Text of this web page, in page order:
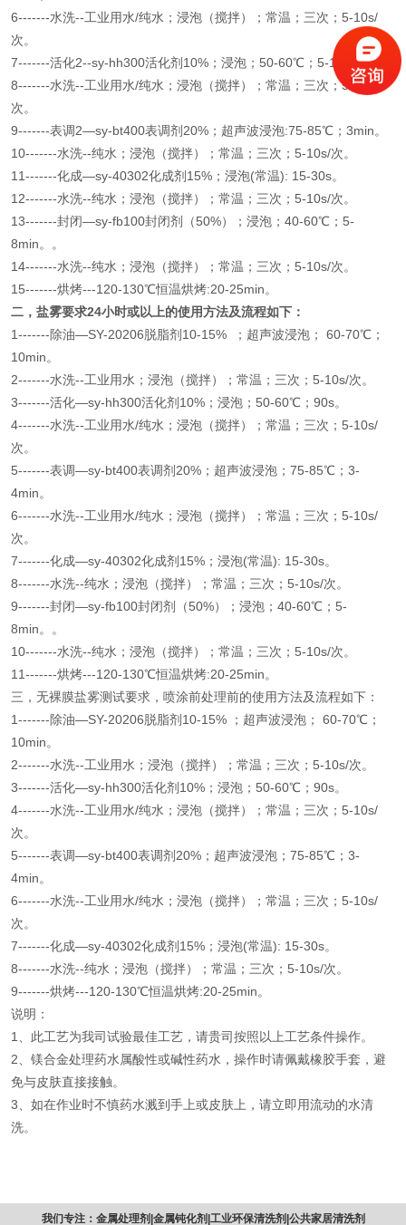
6-------水洗--工业用水/纯水；浸泡（搅拌）；常温；三次；5-10s/
次。
7-------活化2--sy-hh300活化剂10%；浸泡；50-60℃；5-15s。
8-------水洗--工业用水/纯水；浸泡（搅拌）；常温；三次；5-10s/
次。
9-------表调2—sy-bt400表调剂20%；超声波浸泡:75-85℃；3min。
10-------水洗--纯水；浸泡（搅拌）；常温；三次；5-10s/次。
11-------化成—sy-40302化成剂15%；浸泡(常温): 15-30s。
12-------水洗--纯水；浸泡（搅拌）；常温；三次；5-10s/次。
13-------封闭—sy-fb100封闭剂（50%）；浸泡；40-60℃；5-
8min。。
14-------水洗--纯水；浸泡（搅拌）；常温；三次；5-10s/次。
15-------烘烤---120-130℃恒温烘烤:20-25min。
二，盐雾要求24小时或以上的使用方法及流程如下：
1-------除油—SY-20206脱脂剂10-15% ；超声波浸泡； 60-70℃；
10min。
2-------水洗--工业用水；浸泡（搅拌）；常温；三次；5-10s/次。
3-------活化—sy-hh300活化剂10%；浸泡；50-60℃；90s。
4-------水洗--工业用水/纯水；浸泡（搅拌）；常温；三次；5-10s/
次。
5-------表调—sy-bt400表调剂20%；超声波浸泡；75-85℃；3-
4min。
6-------水洗--工业用水/纯水；浸泡（搅拌）；常温；三次；5-10s/
次。
7-------化成—sy-40302化成剂15%；浸泡(常温): 15-30s。
8-------水洗--纯水；浸泡（搅拌）；常温；三次；5-10s/次。
9-------封闭—sy-fb100封闭剂（50%）；浸泡；40-60℃；5-
8min。。
10-------水洗--纯水；浸泡（搅拌）；常温；三次；5-10s/次。
11-------烘烤---120-130℃恒温烘烤:20-25min。
三，无裸膜盐雾测试要求，喷涂前处理前的使用方法及流程如下：
1-------除油—SY-20206脱脂剂10-15% ；超声波浸泡； 60-70℃；
10min。
2-------水洗--工业用水；浸泡（搅拌）；常温；三次；5-10s/次。
3-------活化—sy-hh300活化剂10%；浸泡；50-60℃；90s。
4-------水洗--工业用水/纯水；浸泡（搅拌）；常温；三次；5-10s/
次。
5-------表调—sy-bt400表调剂20%；超声波浸泡；75-85℃；3-
4min。
6-------水洗--工业用水/纯水；浸泡（搅拌）；常温；三次；5-10s/
次。
7-------化成—sy-40302化成剂15%；浸泡(常温): 15-30s。
8-------水洗--纯水；浸泡（搅拌）；常温；三次；5-10s/次。
9-------烘烤---120-130℃恒温烘烤:20-25min。
说明：
1、此工艺为我司试验最佳工艺，请贵司按照以上工艺条件操作。
2、镁合金处理药水属酸性或碱性药水，操作时请佩戴橡胶手套，避
免与皮肤直接接触。
3、如在作业时不慎药水溅到手上或皮肤上，请立即用流动的水清
洗。
我们专注：金属处理剂|金属钝化剂|工业环保清洗剂|公共家居清洗剂